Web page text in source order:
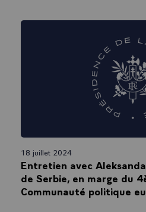
18 juillet 2024
Entretien avec
de Serbie, en marge du
Communauté politique